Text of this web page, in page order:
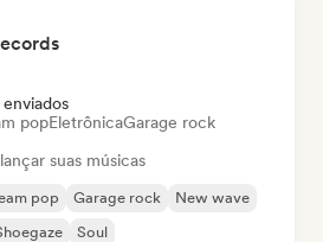
popEletrônicaGarage rock
suas músicas
pop Garage rock
New wave
Soul